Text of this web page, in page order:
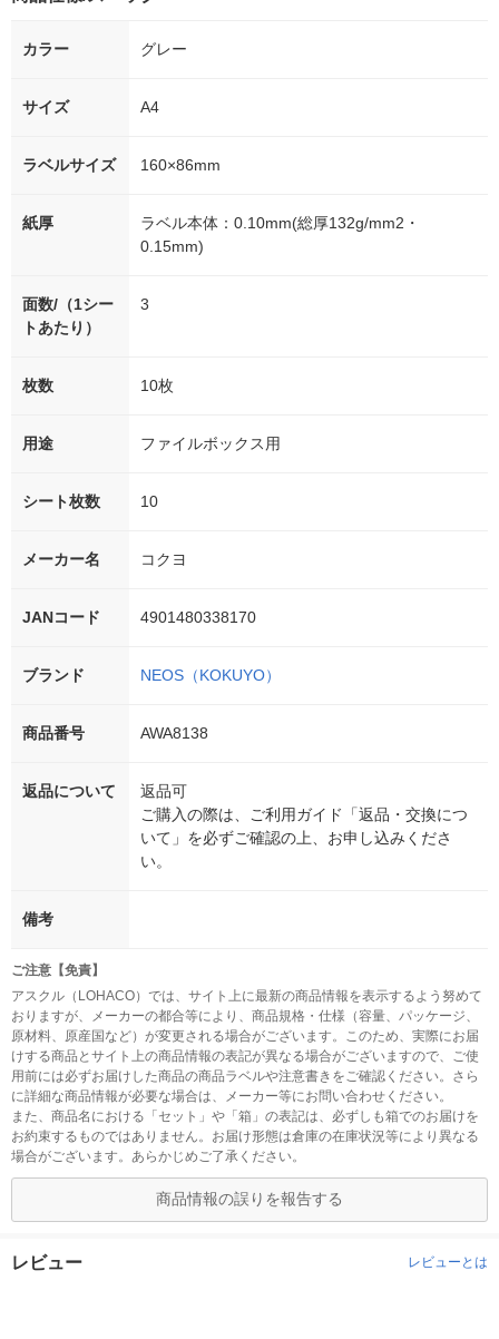
カラー グレー
サイズ A4
ラベルサイズ 160×86mm
紙厚
ラベル本体：0.10mm(総厚132g/mm2・
0.15mm)
面数/（1シー
トあたり）
3
枚数 10枚
用途 ファイルボックス用
シート枚数 10
メーカー名 コクヨ
JANコード 4901480338170
ブランド NEOS（KOKUYO）
商品番号 AWA8138
返品について
返品可
ご購入の際は、ご利用ガイド「返品・交換につ
いて」を必ずご確認の上、お申し込みくださ
い。
備考
ご注意【免責】
アスクル（LOHACO）では、サイト上に最新の商品情報を表示するよう努めて
おりますが、メーカーの都合等により、商品規格・仕様（容量、パッケージ、
原材料、原産国など）が変更される場合がございます。このため、実際にお届
けする商品とサイト上の商品情報の表記が異なる場合がございますので、ご使
用前には必ずお届けした商品の商品ラベルや注意書きをご確認ください。さら
に詳細な商品情報が必要な場合は、メーカー等にお問い合わせください。
また、商品名における「セット」や「箱」の表記は、必ずしも箱でのお届けを
お約束するものではありません。お届け形態は倉庫の在庫状況等により異なる
場合がございます。あらかじめご了承ください。
商品情報の誤りを報告する
レビュー レビューとは